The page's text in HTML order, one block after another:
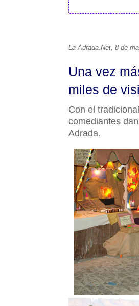
La Adrada.Net, 8 de
Una vez
miles de
Con el
comediantes
Adrada.